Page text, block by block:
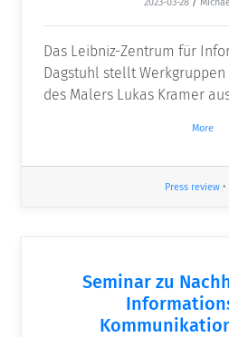
Das Leibniz-Zentrum für
Dagstuhl stellt
des Malers Lukas Kramer
More
Press review•
Seminar zu